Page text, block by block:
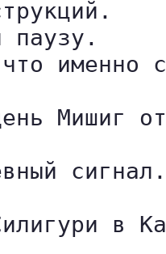
паузу.
именно
Мишиг
в